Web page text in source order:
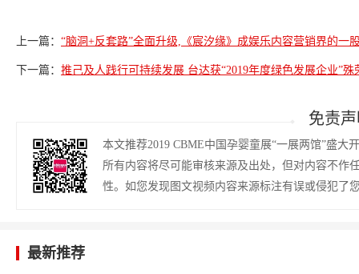
上一篇： “脑洞+反套路”全面升级,《宸汐缘》成娱乐内容营销界的一
下一篇： 推己及人践行可持续发展 台达获“2019年度绿色发展企业”殊
免责
本文推荐2019 CBME中国孕婴童展“一展两馆”盛
所有内容将尽可能审核来源及出处，但对内容不作
性。如您发现图文视频内容来源标注有误或侵犯了
最新推荐